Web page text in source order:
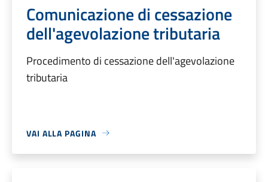
Comunicazione di cessazione
dell'agevolazione tributaria
Procedimento di cessazione dell'agevolazione
tributaria
VAI ALLA PAGINA